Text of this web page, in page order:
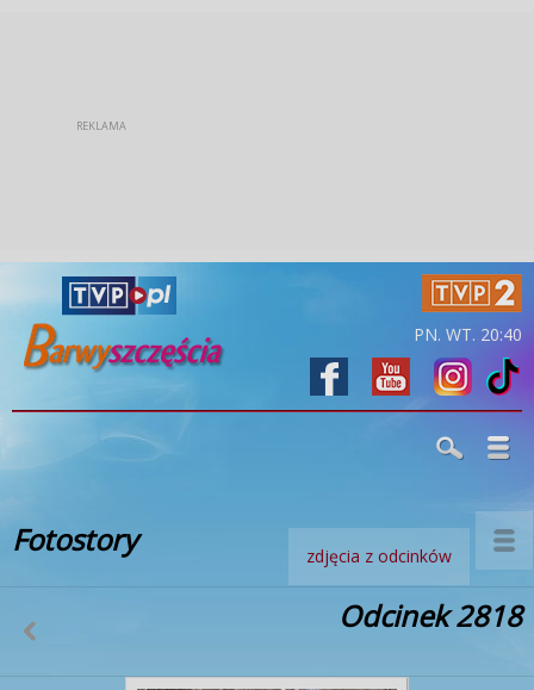
PN. WT. 20:40
Fotostory zdjęcia z odcinków
Odcinek 2818